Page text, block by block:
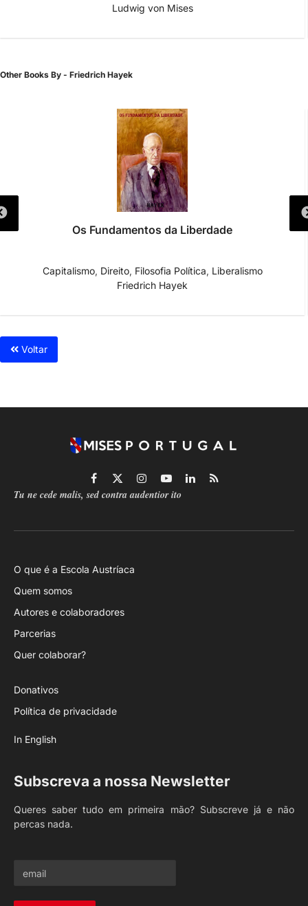
Eugen von Böhm-Bawerk
Other Books By - Friedrich Hayek
Os Fundamentos da Liberdade
Direito,Filosofia Política,Liberalismo
Friedrich Hayek
Voltar
Facebook
X
(Twitter)
Instagram
YouTubeLinkedIn
RSS
Tu ne cede malis, sed contra audentior ito
O que é a Escola Austríaca
Quem somos
Autores e colaboradores
Parcerias
Quer colaborar?
Donativos
Política de privacidade
In English
Subscreva a nossa Newsletter
Queres saber tudo em primeira mão? Subscreve já e não
percas nada.